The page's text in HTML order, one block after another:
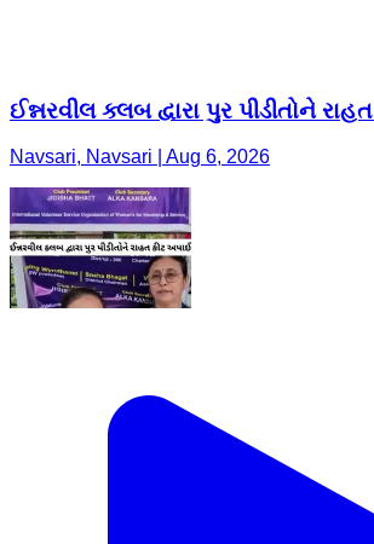
ઈન્નરવીલ ક્લબ દ્વારા પુર પીડીતોને
Navsari, Navsari | Aug 6, 2026